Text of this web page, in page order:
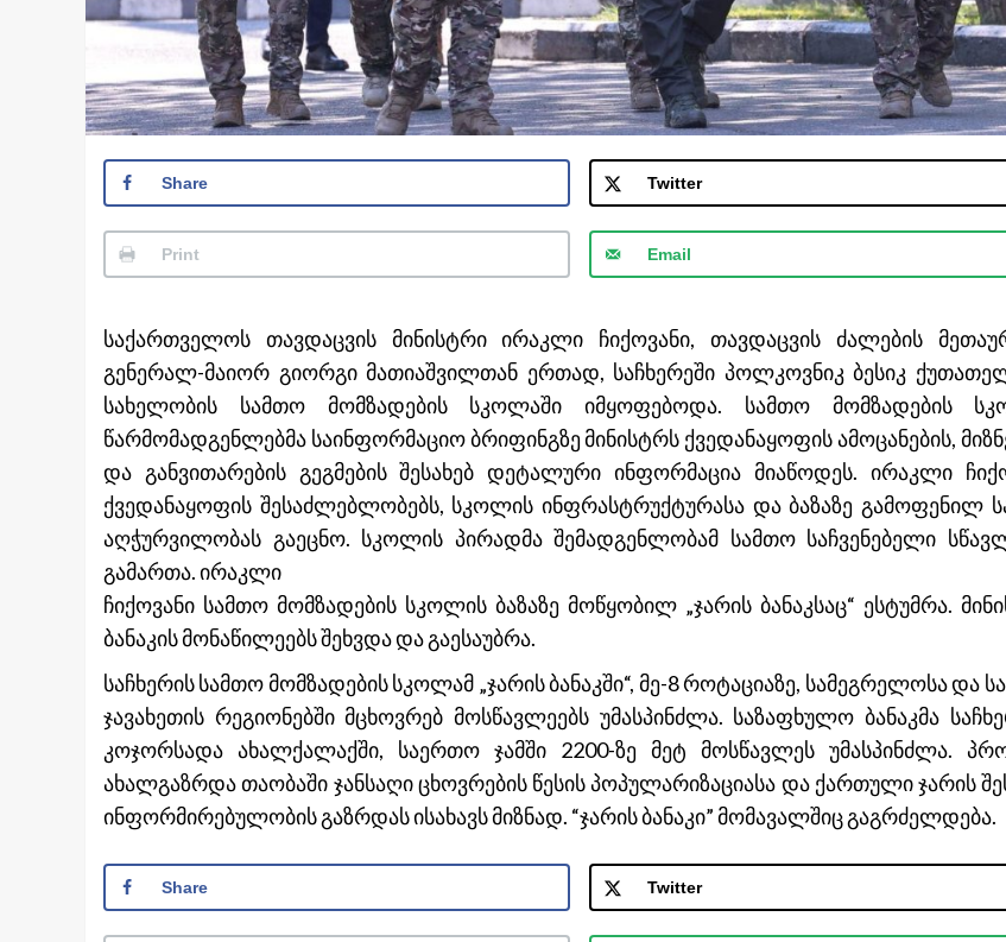
Share Twitter
Print Email
საქართველოს თავდაცვის მინისტრი ირაკლი ჩიქოვანი, თავდაცვის ძალების
გენერალ-მაიორ გიორგი მათიაშვილთან ერთად, საჩხერეში პოლკოვნიკ ბესიკ
სახელობის სამთო მომზადების სკოლაში იმყოფებოდა. სამთო მომზადების
წარმომადგენლებმა საინფორმაციო ბრიფინგზე მინისტრს ქვედანაყოფის ამოცანების,
და განვითარების გეგმების შესახებ დეტალური ინფორმაცია მიაწოდეს. ირაკლი
ქვედანაყოფის შესაძლებლობებს, სკოლის ინფრასტრუქტურასა და ბაზაზე გამოფენილ
აღჭურვილობას გაეცნო. სკოლის პირადმა შემადგენლობამ სამთო საჩვენებელი
გამართა. ირაკლი
ჩიქოვანი სამთო მომზადების სკოლის ბაზაზე მოწყობილ „ჯარის ბანაკსაც“ ესტუმრა.
ბანაკის მონაწილეებს შეხვდა და გაესაუბრა.
საჩხერის სამთო მომზადების სკოლამ „ჯარის ბანაკში“, მე-8 როტაციაზე, სამეგრელოსა და
ჯავახეთის რეგიონებში მცხოვრებ მოსწავლეებს უმასპინძლა. საზაფხულო ბანაკმა
კოჯორსადა ახალქალაქში, საერთო ჯამში 2200-ზე მეტ მოსწავლეს უმასპინძლა.
ახალგაზრდა თაობაში ჯანსაღი ცხოვრების წესის პოპულარიზაციასა და ქართული ჯარის
ინფორმირებულობის გაზრდას ისახავს მიზნად. “ჯარის ბანაკი” მომავალშიც გაგრძელდება.
Share Twitter